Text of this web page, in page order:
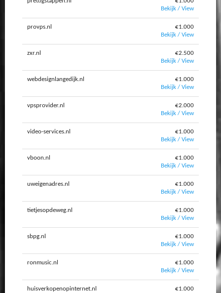
Bekijk / View
provps.nl
€1.000
Bekijk / View
zxr.nl
€2.500
Bekijk / View
webdesignlangedijk.nl
€1.000
Bekijk / View
vpsprovider.nl
€2.000
Bekijk / View
video-services.nl
€1.000
Bekijk / View
vboon.nl
€1.000
Bekijk / View
uweigenadres.nl
€1.000
Bekijk / View
tietjesopdeweg.nl
€1.000
Bekijk / View
sbpg.nl
€1.000
Bekijk / View
ronmusic.nl
€1.000
Bekijk / View
huisverkopenopinternet.nl
€1.000